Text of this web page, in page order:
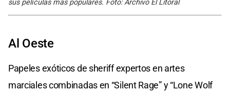
sus películas más populares. Foto: Archivo El Litoral
Al Oeste
Papeles exóticos de sheriff expertos en artes
marciales combinadas en “Silent Rage” y “Lone Wolf